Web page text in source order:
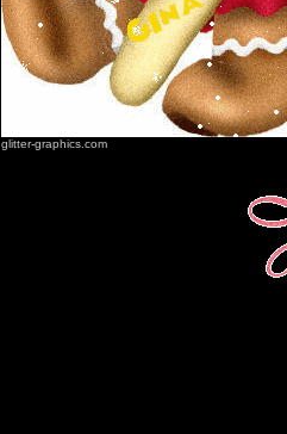
glitter-graphics.com